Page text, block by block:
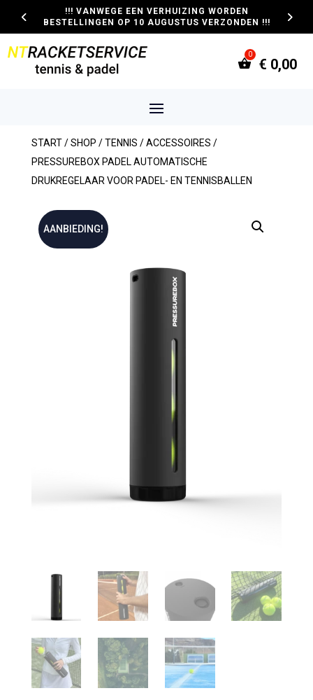
!!! VANWEGE EEN VERHUIZING WORDEN
BESTELLINGEN OP 10 AUGUSTUS VERZONDEN !!!
€ 0,00
START/SHOP /TENNIS /ACCESSOIRES /
PRESSUREBOX PADEL AUTOMATISCHE
DRUKREGELAAR VOOR PADEL- EN TENNISBALLEN
AANBIEDING!